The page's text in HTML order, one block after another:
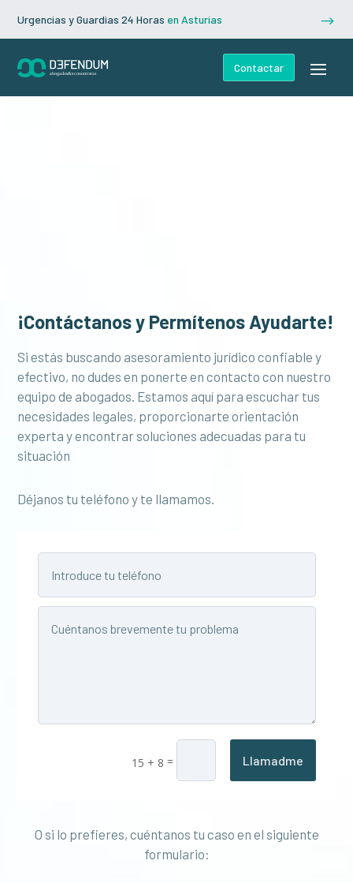
Urgencias y Guardias 24 Horas en Asturias $
Contactar
¡Contáctanos y Permítenos Ayudarte!
Si estás buscando asesoramiento jurídico confiable y
efectivo, no dudes en ponerte en contacto con nuestro
equipo de abogados. Estamos aquí para escuchar tus
necesidades legales, proporcionarte orientación
experta y encontrar soluciones adecuadas para tu
situación
Déjanos tu teléfono y te llamamos.
15 + 8 = Llamadme
O si lo prefieres, cuéntanos tu caso en el siguiente
formulario: